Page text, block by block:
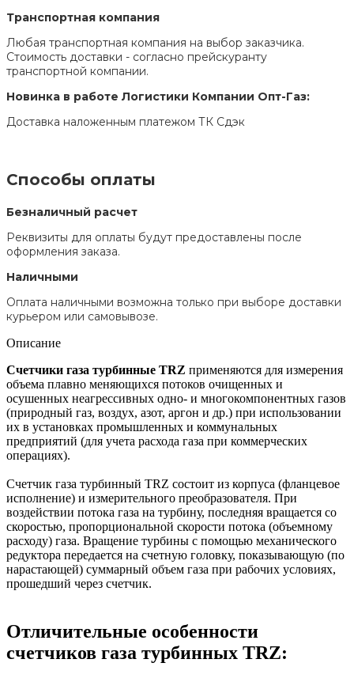
Транспортная компания
Любая транспортная компания на выбор заказчика.
Стоимость доставки - согласно прейскуранту
транспортной компании.
Новинка в работе Логистики Компании Опт-Газ:
Доставка наложенным платежом ТК Сдэк
Способы оплаты
Безналичный расчет
Реквизиты для оплаты будут предоставлены после
оформления заказа.
Наличными
Оплата наличными возможна только при выборе доставки
курьером или самовывозе.
Описание
Счетчики газа турбинные TRZ применяются для измерения
объема плавно меняющихся потоков очищенных и
осушенных неагрессивных одно- и многокомпонентных газов
(природный газ, воздух, азот, аргон и др.) при использовании
их в установках промышленных и коммунальных
предприятий (для учета расхода газа при коммерческих
операциях).
Счетчик газа турбинный TRZ состоит из корпуса (фланцевое
исполнение) и измерительного преобразователя. При
воздействии потока газа на турбину, последняя вращается со
скоростью, пропорциональной скорости потока (объемному
расходу) газа. Вращение турбины с помощью механического
редуктора передается на счетную головку, показывающую (по
нарастающей) суммарный объем газа при рабочих условиях,
прошедший через счетчик.
Отличительные особенности
счетчиков газа турбинных TRZ: